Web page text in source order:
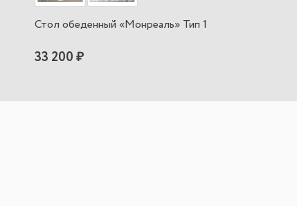
Стол обеденный «Монреаль» Тип 1
33 200 ₽